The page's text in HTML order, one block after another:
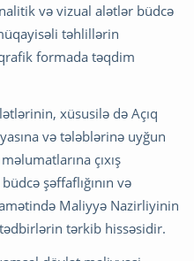
və vizual alətlər büdcə
təhlillərin
formada təqdim
xüsusilə də Açıq
və tələblərinə uyğun
çıxış
şəffaflığının və
Maliyyə Nazirliyinin
tərkib hissəsidir.